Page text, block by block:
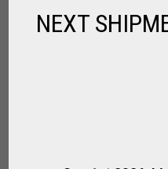
CLUB OU DE VOTRE
BALLES DE POLO ,POUR LE
NEXT